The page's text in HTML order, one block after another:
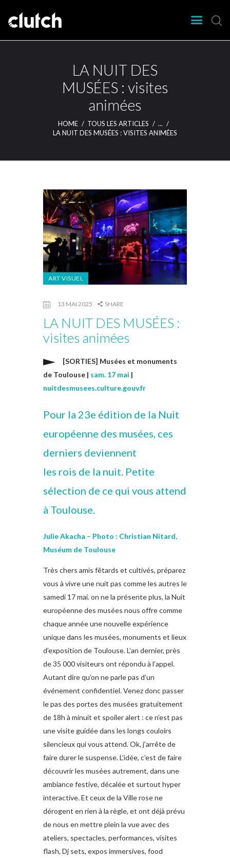
LA NUIT DES
MUSÉES : visites
animées
HOME TOUS LES ARTICLES
...
LA NUIT DES MUSÉES : VISITES ANIMÉES
Clutch Webzine
Agenda
Nos éditions
Magazine
Lieux
ART VISUEL
13 MAI 2025 SHARE
LA NUIT DES MUSÉES :
visites animées
[SORTIES] Musées et monuments
de Toulouse | sam. 17 mai |
nuitdesmusees.culture.gouv.fr
Pour la 23e édition de la Nuit
européenne des musées, ces
derniers deviennent
les rois de la nuit. Petite
sélection de ce qui vous attend
à Toulouse.
Julie Akacha – Photo : Christian Nitard,
Muséum de Toulouse
Très chers amis fêtards et cultivés, préparez
vous à vivre une nuit pas comme les autres le
samedi 17 mai. on ne la présente plus, la Nuit
européenne des musées nous offre comme
chaque année une nouvelle expérience
unique dans les musées, monuments et lieux
d’exposition de Toulouse. L’an dernier, près
de 35 000 visiteurs ont répondu à l’appel.
Autant dire qu’on ne parle pas d’un
événement confidentiel. Venez donc passer
le pas des portes des musées gratuitement
de 18h à minuit et spoiler alert : ce n’est pas
une visite guidée dans les longs couloirs
silencieux qui vous attend. Ok, j’arrête de
faire durer le suspense. L’idée, c’est de faire
découvrir les musées autrement, dans une
ambiance festive, décalée et surtout hyper
interactive. Et ceux de la Ville rose ne
dérogent en rien à la règle, et ont déjà prévu
de nous en mettre plein la vue avec des
ateliers, spectacles, performances, visites
flash, Dj sets, expos immersives, food